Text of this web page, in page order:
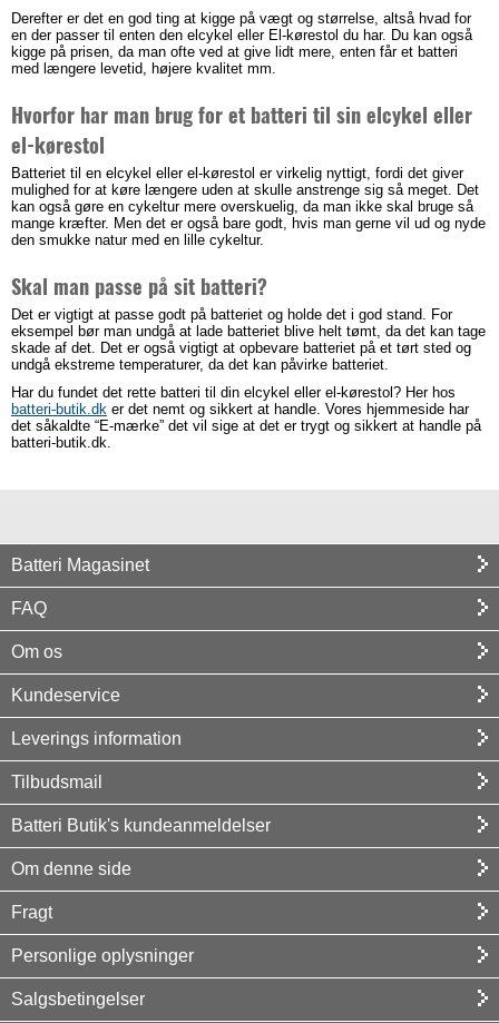
Derefter er det en god ting at kigge på vægt og størrelse, altså hvad for
en der passer til enten den elcykel eller El-kørestol du har. Du kan også
kigge på prisen, da man ofte ved at give lidt mere, enten får et batteri
med længere levetid, højere kvalitet mm.
Hvorfor har man brug for et batteri til sin elcykel eller
el-kørestol
Batteriet til en elcykel eller el-kørestol er virkelig nyttigt, fordi det giver
mulighed for at køre længere uden at skulle anstrenge sig så meget. Det
kan også gøre en cykeltur mere overskuelig, da man ikke skal bruge så
mange kræfter. Men det er også bare godt, hvis man gerne vil ud og nyde
den smukke natur med en lille cykeltur.
Skal man passe på sit batteri?
Det er vigtigt at passe godt på batteriet og holde det i god stand. For
eksempel bør man undgå at lade batteriet blive helt tømt, da det kan tage
skade af det. Det er også vigtigt at opbevare batteriet på et tørt sted og
undgå ekstreme temperaturer, da det kan påvirke batteriet.
Har du fundet det rette batteri til din elcykel eller el-kørestol? Her hos
batteri-butik.dk er det nemt og sikkert at handle. Vores hjemmeside har
det såkaldte “E-mærke” det vil sige at det er trygt og sikkert at handle på
batteri-butik.dk.
Batteri Magasinet
FAQ
Om os
Kundeservice
Leverings information
Tilbudsmail
Batteri Butik's kundeanmeldelser
Om denne side
Fragt
Personlige oplysninger
Salgsbetingelser